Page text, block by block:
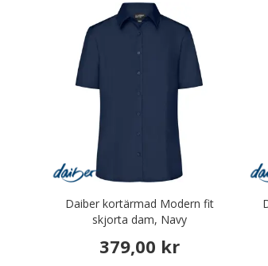
category: Träningskläder & Fritidskläder
& Stövlar
Daiber kortärmad Modern fit
skjorta dam, Navy
379,00 kr